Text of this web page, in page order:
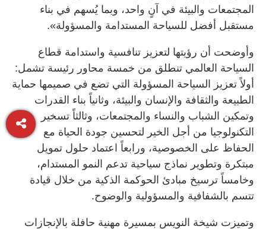
المجتمعات والبيئة في آنٍ واحد، وبما يُسهم في بناء
مستقبل أفضل للسياحة المستدامة والمسؤولة».
وأوضحت أن رؤيتها لتعزيز تنافسية واستدامة قطاع
السياحة العالمي تنطلق من خمسة محاور رئيسة تشمل:
أولاً تعزيز السياحة المسؤولة التي تضع في صميمها حماية
الطبيعة والثقافة والإنسان والبيئة، وثانياً بناء القدرات
وتمكين الشباب والنساء والمجتمعات، وثالثاً تسخير
التكنولوجيا من أجل الخير لتحسين جودة الحياة مع
الحفاظ على الخصوصية، ورابعاً اعتماد حلول تمويل
مبتكرة وتطوير نماذج سياحية تدعم النمو المستدام،
وخامساً ترسيخ مبادئ الحوكمة الذكية من خلال قيادة
تتسم بالشفافية والمسؤولية والوضوح.
وتميزت شيخة النويس بمسيرة مهنية حافلة بالإنجازات